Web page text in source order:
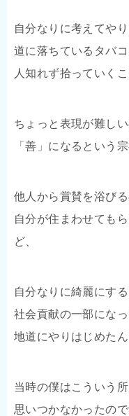
自分なりに考えてや
道に落ちているタバ
人知れず拾っていくこ
ちょっと表現が難し
「善」になるという
他人から賞賛を浴び
自分が住まわせても
ど、
自分なりに綺麗にする
社会貢献の一部にな
地道にやりはじめたん
当時の僕はこういう
思いつかなかったので